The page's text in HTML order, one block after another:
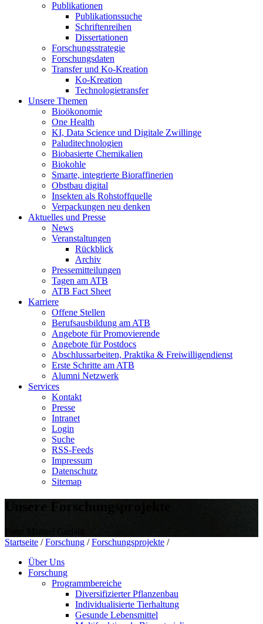
Publikationen
Publikationssuche
Schriftenreihen
Dissertationen
Forschungsstrategie
Forschungsdaten
Transfer und Ko-Kreation
Ko-Kreation
Technologietransfer
Unsere Themen
Bioökonomie
One Health
KI, Data Science und Digitale Zwillinge
Paluditechnologien
Biobasierte Chemikalien
Biokohle
Smarte, integrierte Bioraffinerien
Obstbau digital
Insekten als Rohstoffquelle
Verpackungen neu denken
Aktuelles und Presse
News
Veranstaltungen
Rückblick
Archiv
Pressemitteilungen
Tagen am ATB
ATB Fact Sheet
Karriere
Offene Stellen
Berufsausbildung am ATB
Angebote für Promovierende
Angebote für Postdocs
Abschlussarbeiten, Praktika & Freiwilligendienst
Erste Schritte am ATB
Alumni Netzwerk
Services
Kontakt
Presse
Intranet
Login
Suche
RSS-Feeds
Impressum
Datenschutz
Sitemap
Unsere Forschungsprojekte
Startseite / Forschung / Forschungsprojekte /
Über Uns
Forschung
Programmbereiche
Diversifizierter Pflanzenbau
Individualisierte Tierhaltung
Gesunde Lebensmittel